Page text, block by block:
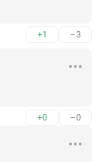
+1 –3
+0 –0